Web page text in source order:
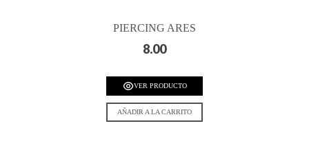
PIERCING ARES
8.00
VER PRODUCTO
AÑADIR A LA CARRITO